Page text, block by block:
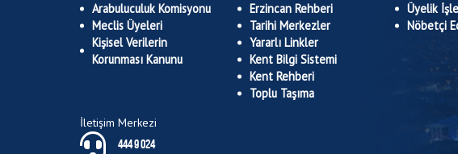
Arabuluculuk Komisyonu
Meclis Üyeleri
Kişisel Verilerin
Korunması Kanunu
Erzincan Rehberi
Tarihi Merkezler
Yararlı Linkler
Kent Bilgi Sistemi
Kent Rehberi
Toplu Taşıma
Üyelik
Nöbetçi
İletişim Merkezi
444 9 024